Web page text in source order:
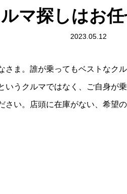
マ探しはお
2023.05.12
さま。誰が乗ってもベストなク
いうクルマではなく、ご自身が
さい。店頭に在庫がない、希望